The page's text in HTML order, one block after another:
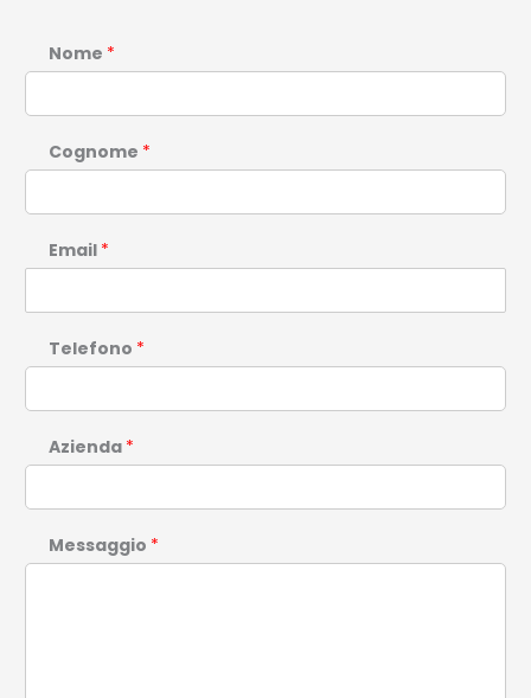
Nome *
Cognome *
Email *
Telefono *
Azienda *
Messaggio *